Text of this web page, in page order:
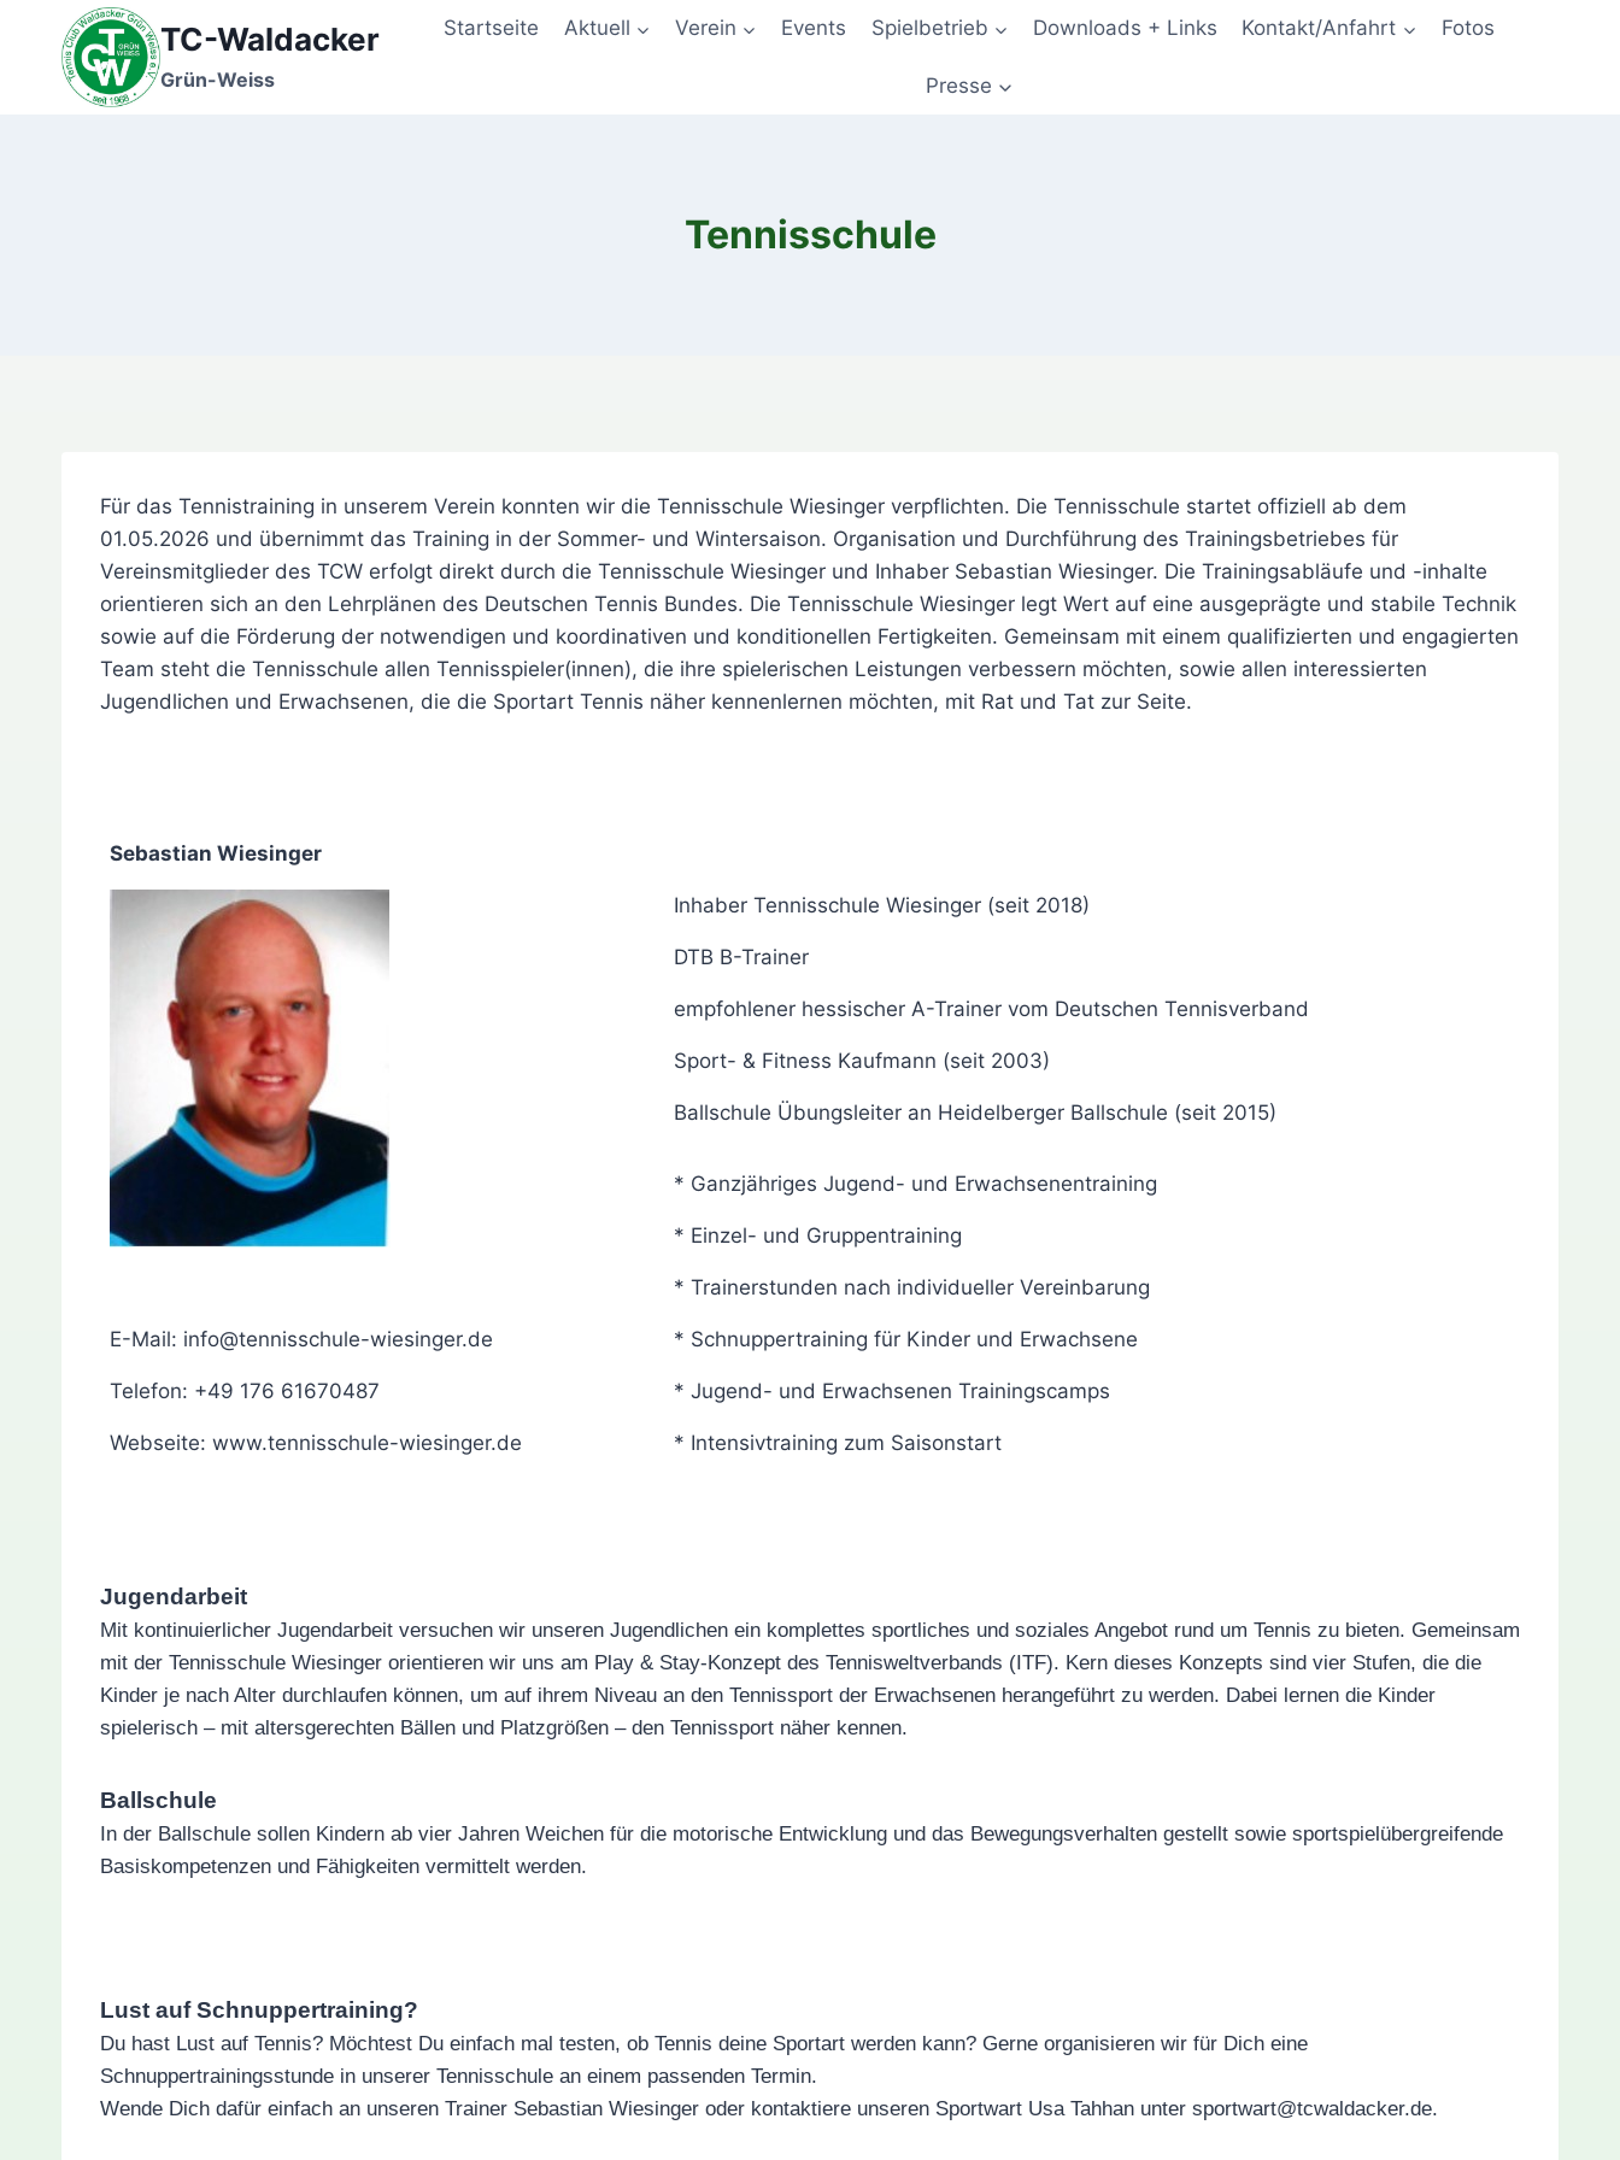
springen
TC-Waldacker
Grün-Weiss
Startseite Aktuell Verein Events Spielbetrieb Downloads + Links Kontakt/Anfahrt Fotos
Presse
Tennisschule
Für das Tennistraining in unserem Verein konnten wir die Tennisschule Wiesinger verpflichten. Die Tennisschule startet offiziell ab dem
01.05.2026 und übernimmt das Training in der Sommer- und Wintersaison. Organisation und Durchführung des Trainingsbetriebes für
Vereinsmitglieder des TCW erfolgt direkt durch die Tennisschule Wiesinger und Inhaber Sebastian Wiesinger. Die Trainingsabläufe und -inhalte
orientieren sich an den Lehrplänen des Deutschen Tennis Bundes. Die Tennisschule Wiesinger legt Wert auf eine ausgeprägte und stabile Technik
sowie auf die Förderung der notwendigen und koordinativen und konditionellen Fertigkeiten. Gemeinsam mit einem qualifizierten und engagierten
Team steht die Tennisschule allen Tennisspieler(innen), die ihre spielerischen Leistungen verbessern möchten, sowie allen interessierten
Jugendlichen und Erwachsenen, die die Sportart Tennis näher kennenlernen möchten, mit Rat und Tat zur Seite.
Sebastian Wiesinger
Inhaber Tennisschule Wiesinger (seit 2018)
DTB B-Trainer
empfohlener hessischer A-Trainer vom Deutschen Tennisverband
Sport- & Fitness Kaufmann (seit 2003)
Ballschule Übungsleiter an Heidelberger Ballschule (seit 2015)
* Ganzjähriges Jugend- und Erwachsenentraining
* Einzel- und Gruppentraining
* Trainerstunden nach individueller Vereinbarung
E-Mail: info@tennisschule-wiesinger.de * Schnuppertraining für Kinder und Erwachsene
Telefon: +49 176 61670487 * Jugend- und Erwachsenen Trainingscamps
Webseite: www.tennisschule-wiesinger.de * Intensivtraining zum Saisonstart
Jugendarbeit
Mit kontinuierlicher Jugendarbeit versuchen wir unseren Jugendlichen ein komplettes sportliches und soziales Angebot rund um Tennis zu bieten. Gemeinsam
mit der Tennisschule Wiesinger orientieren wir uns am Play & Stay-Konzept des Tennisweltverbands (ITF). Kern dieses Konzepts sind vier Stufen, die die
Kinder je nach Alter durchlaufen können, um auf ihrem Niveau an den Tennissport der Erwachsenen herangeführt zu werden. Dabei lernen die Kinder
spielerisch – mit altersgerechten Bällen und Platzgrößen – den Tennissport näher kennen.
Ballschule
In der Ballschule sollen Kindern ab vier Jahren Weichen für die motorische Entwicklung und das Bewegungsverhalten gestellt sowie sportspielübergreifende
Basiskompetenzen und Fähigkeiten vermittelt werden.
Lust auf Schnuppertraining?
Du hast Lust auf Tennis? Möchtest Du einfach mal testen, ob Tennis deine Sportart werden kann? Gerne organisieren wir für Dich eine
Schnuppertrainingsstunde in unserer Tennisschule an einem passenden Termin.
Wende Dich dafür einfach an unseren Trainer Sebastian Wiesinger oder kontaktiere unseren Sportwart Usa Tahhan unter sportwart@tcwaldacker.de.